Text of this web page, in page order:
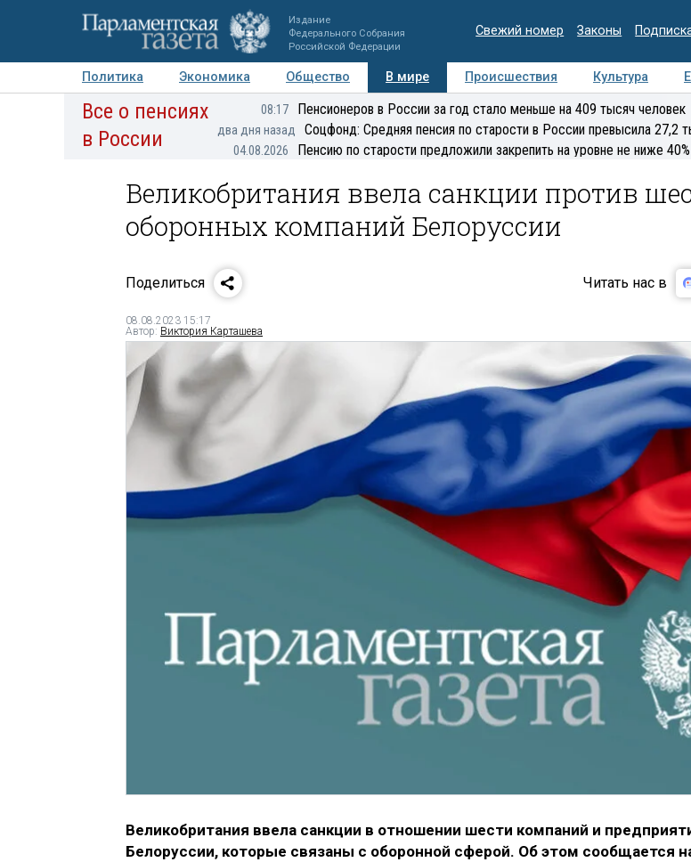
Издание
Федерального Собрания
Российской Федерации
Свежий номер Законы
Политика Экономика Общество В мире Происшествия Культура
Авторы Персоны Мнения Регионы Медиацентр Интервью
Все о пенсиях
в России
08:17 Пенсионеров в России за год стало меньше на 409 тысяч человек
два дня назад Соцфонд: Средняя пенсия по старости в России превысила 27,2
04.08.2026 Пенсию по старости предложили закрепить на уровне не ниже
Великобритания ввела санкции против
оборонных компаний Белоруссии
Поделиться Читать нас в
08.08.2023 15:17
Автор: Виктория Карташева
Великобритания ввела санкции в отношении шести компаний и
Белоруссии, которые связаны с оборонной сферой. Об этом сообщается